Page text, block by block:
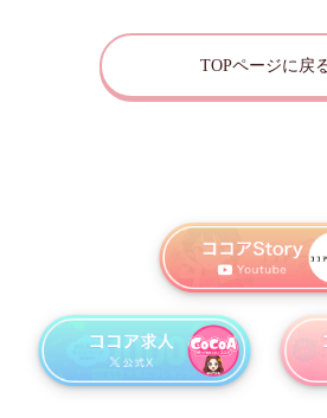
TOPページに戻